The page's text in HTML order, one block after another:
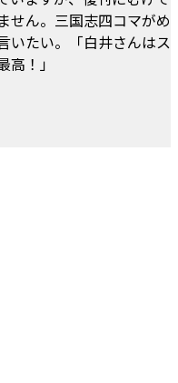
せん。三国志四コマがめ
たい。――「白井さんはス
！」